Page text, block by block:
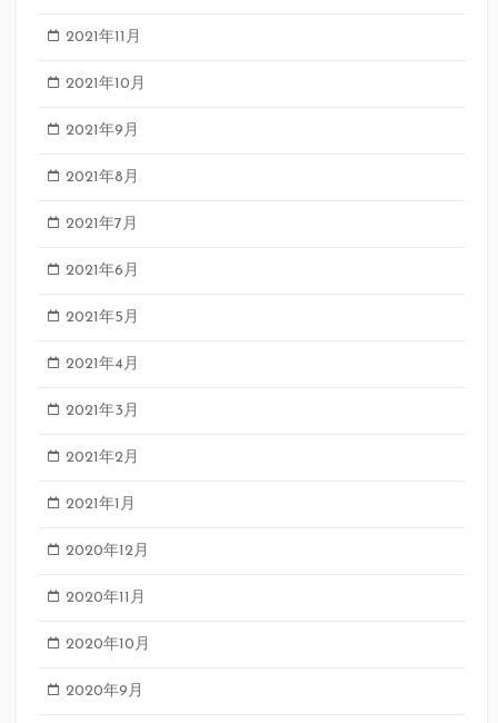
2021年11月
2021年10月
2021年9月
2021年8月
2021年7月
2021年6月
2021年5月
2021年4月
2021年3月
2021年2月
2021年1月
2020年12月
2020年11月
2020年10月
2020年9月